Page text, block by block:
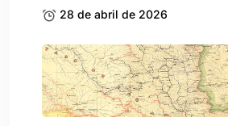
28 de abril de 2026